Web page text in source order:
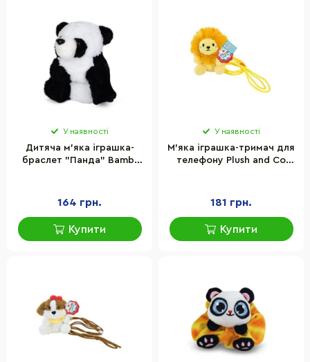
У наявності
Дитяча м'яка іграшка-
браслет "Панда" Bambi
164 грн.
Купити
У наявності
М'яка іграшка-тримач для
телефону Plush and Co
181 грн.
Купити